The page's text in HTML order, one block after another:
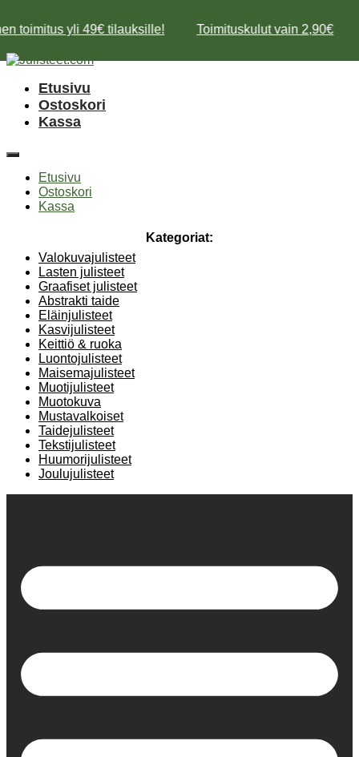
toimitus yli 49€ tilauksille! Toimituskulut vain 2,90€
Mene
Etusivu
Ostoskori
Kassa
Etusivu
Ostoskori
Kassa
Kategoriat:
Valokuvajulisteet
Lasten julisteet
Graafiset julisteet
Abstrakti taide
Eläinjulisteet
Kasvijulisteet
Keittiö & ruoka
Luontojulisteet
Maisemajulisteet
Muotijulisteet
Muotokuva
Mustavalkoiset
Taidejulisteet
Tekstijulisteet
Huumorijulisteet
Joulujulisteet